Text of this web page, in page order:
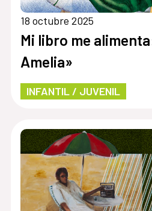
18 octubre 2025
Mi libro me
Amelia»
INFANTIL / JUVENIL